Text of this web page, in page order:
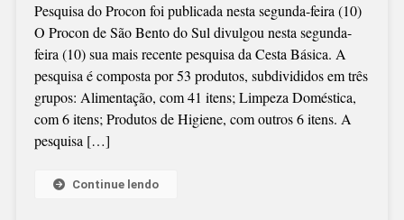
DA
CESTA
BÁSICA
SÃO-
BENTENSE
RECUA
Pesquisa do Procon foi publicada nesta segunda-feira (10)
O Procon de São Bento do Sul divulgou nesta segunda-
feira (10) sua mais recente pesquisa da Cesta Básica. A
pesquisa é composta por 53 produtos, subdivididos em três
grupos: Alimentação, com 41 itens; Limpeza Doméstica,
com 6 itens; Produtos de Higiene, com outros 6 itens. A
pesquisa […]
Continue lendo